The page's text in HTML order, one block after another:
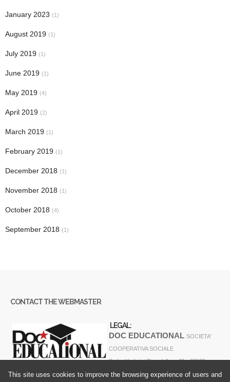
January 2023 (1)
August 2019 (1)
July 2019 (1)
June 2019 (1)
May 2019 (4)
April 2019 (2)
March 2019 (1)
February 2019 (1)
December 2018 (1)
November 2018 (1)
October 2018 (4)
September 2018 (1)
CONTACT THE WEBMASTER
LEGAL:
DOC EDUCATIONAL SOCIETA'
COOPERATIVA SOCIALE
Sede: Via Luigi Pirandello n. 31 - 37138
VERONA - ITALY
This site uses cookies to improve the browsing experience of users and